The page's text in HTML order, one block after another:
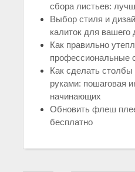
сбора листьев:
Выбор стиля и
калиток для
Как правильно
профессиональные
Как сделать
руками: пошаговая
начинающих
Обновить флеш
бесплатно